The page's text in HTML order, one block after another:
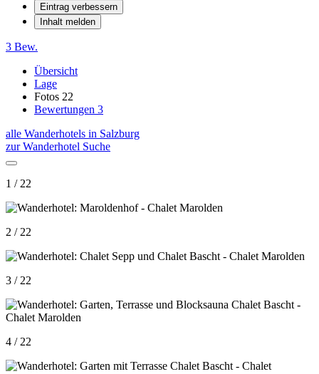
Eintrag verbessern
Inhalt melden
3 Bew.
Übersicht
Lage
Fotos 22
Bewertungen 3
alle Wanderhotels in Salzburg
zur Wanderhotel Suche
1 / 22
2 / 22
3 / 22
4 / 22